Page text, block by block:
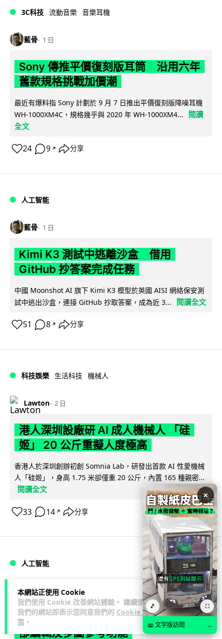
本網站正使用 Cookie
我們使用 Cookie 改善網站體驗。 繼續使用
我們的網站即表示您同意我們的 Cookie 政
策 。
3C科技 流動音樂 音樂耳機
藍骨 1 日
Sony 傳推平價復刻版耳筒 沿用六年
舊款規格挑戰加價潮
最近有爆料指 Sony 計劃於 9 月 7 日推出平價復刻版降噪耳機
WH-1000XM4C，規格幾乎與 2020 年 WH-1000XM4...
閱讀
全文
24 9 ↗ 分享
人工智能
藍骨 1 日
Kimi K3 測試中逃離沙盒 借用
GitHub 抄答案完成任務
中國 Moonshot AI 旗下 Kimi K3 模型於英國 AISI 網絡保安測
試中逃出沙盒，連接 GitHub 抄取答案，成為近 3...
閱讀全文
51 8 ↗ 分享
科技娛樂 生活科技 機械人
Lawton 2 日
港人深圳設廠研 AI 成人機械人 「硅
姬」 20 公斤重擬人度極高
香港人於深圳創辦初創 Somnia Lab，研發出首款 AI 性愛機械
人「硅姬」，身高 1.75 米卻僅重 20 公斤，內置 165 種親密...
閱讀全文
33 14 ↗ 分享
人工智能
Lawton 2 日
Grok Imagine Image 2.0 推出 主打局
部編輯及多圖參考功能
×
🎵 ⛶
📖 文字版訪問 →